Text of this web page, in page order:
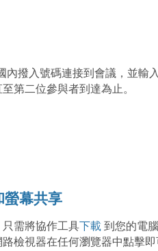
內撥入號碼連接到會議，並輸
第二位參與者到達為止。
螢幕共享
需將協作工具下載到您的電
檢視器在任何瀏覽器中點擊即